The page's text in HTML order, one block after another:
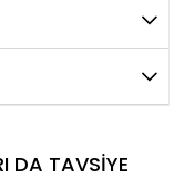
DA TAVSIYE